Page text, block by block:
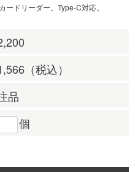
ドリーダー。Type-C対応。
（税込）
品
個